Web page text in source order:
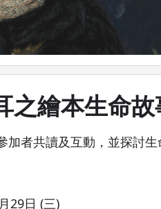
之繪本生命
加者共讀及互動，並探討生
29日 (三)